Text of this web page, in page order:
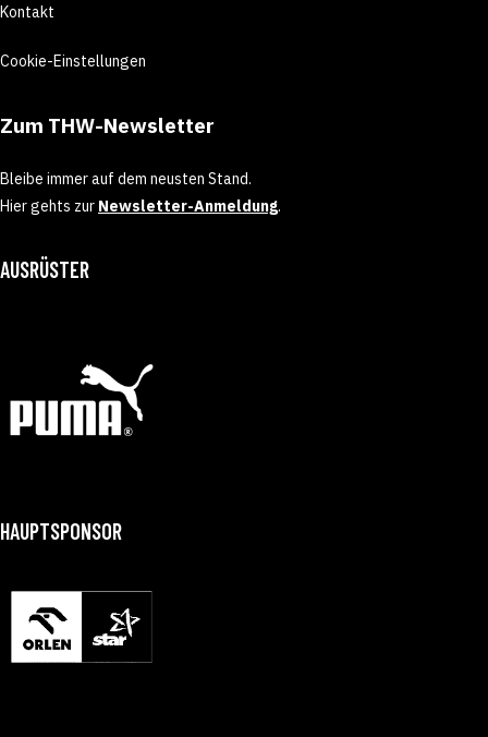
Kontakt
Cookie-Einstellungen
Zum THW-Newsletter
Bleibe immer auf dem neusten Stand.
Hier gehts zur Newsletter-Anmeldung.
AUSRÜSTER
HAUPTSPONSOR